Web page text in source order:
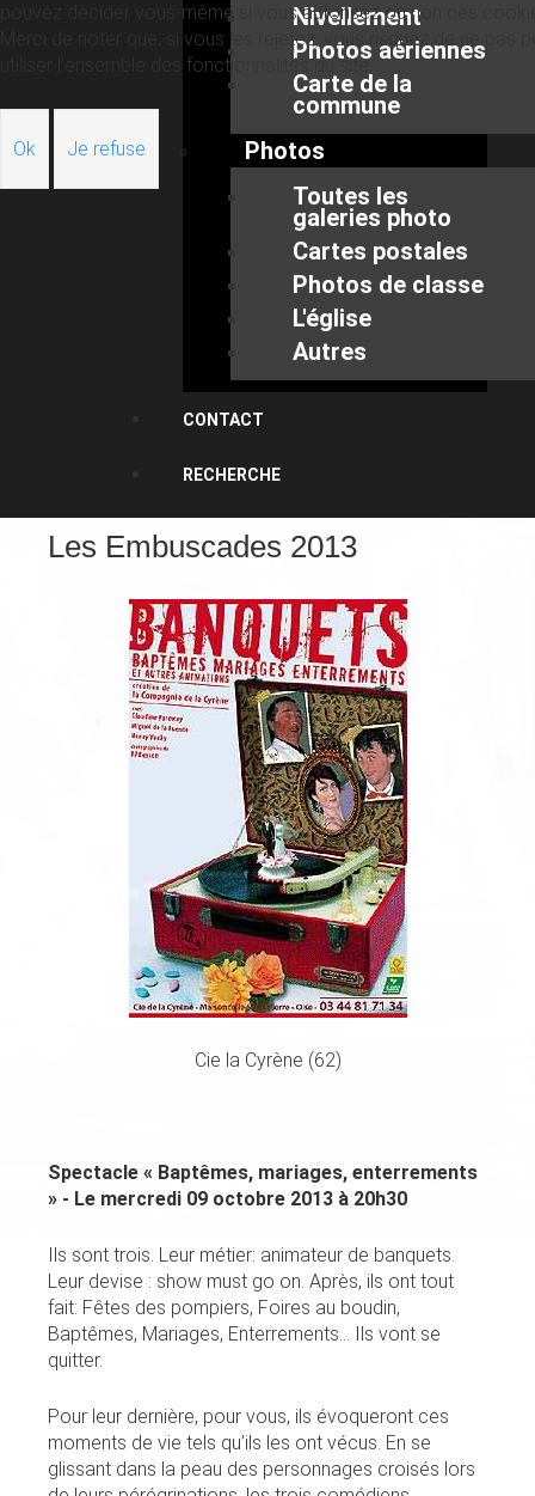
Nivellement
Photos aériennes
Carte de la
commune
Photos
Toutes les
galeries photo
Cartes postales
Photos de classe
L'église
Autres
CONTACT
RECHERCHE
Les Embuscades 2013
Cie la Cyrène (62)
Spectacle « Baptêmes, mariages, enterrements
» - Le mercredi 09 octobre 2013 à 20h30
Ils sont trois. Leur métier: animateur de banquets.
Leur devise : show must go on. Après, ils ont tout
fait: Fêtes des pompiers, Foires au boudin,
Baptêmes, Mariages, Enterrements… Ils vont se
quitter.
Pour leur dernière, pour vous, ils évoqueront ces
moments de vie tels qu’ils les ont vécus. En se
glissant dans la peau des personnages croisés lors
pouvez décider vous-même si vous autorisez ou non ces
Merci de noter que, si vous les rejetez, vous risquez de ne pas
utiliser l’ensemble des fonctionnalités du site.
Ok Je refuse